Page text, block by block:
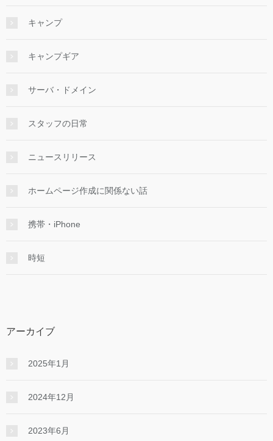
キャンプ
キャンプギア
サーバ・ドメイン
スタッフの日常
ニュースリリース
ホームページ作成に関係ない話
携帯・iPhone
時短
アーカイブ
2025年1月
2024年12月
2023年6月